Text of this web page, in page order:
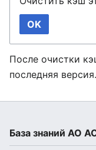
OK
После очистки
последняя версия.
База знаний АО